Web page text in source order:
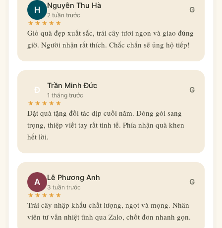
H Nguyễn Thu Hà
2 tuần trước
G
Giỏ quà đẹp xuất sắc, trái cây tươi ngon và giao đúng
giờ. Người nhận rất thích. Chắc chắn sẽ ủng hộ tiếp!
Đ Trần Minh Đức
1 tháng trước
G
Đặt quà tặng đối tác dịp cuối năm. Đóng gói sang
trọng, thiệp viết tay rất tinh tế. Phía nhận quà khen
hết lời.
A Lê Phương Anh
3 tuần trước
G
Trái cây nhập khẩu chất lượng, ngọt và mọng. Nhân
viên tư vấn nhiệt tình qua Zalo, chốt đơn nhanh gọn.